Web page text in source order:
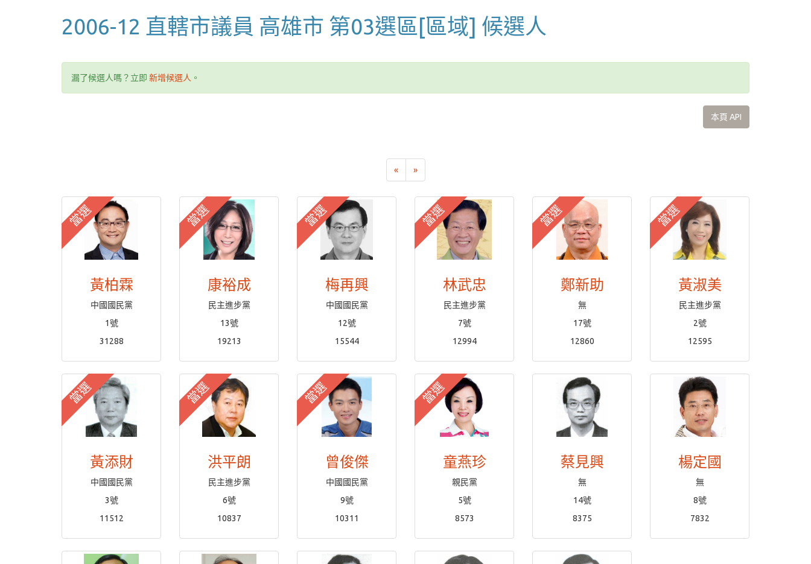
2006-12 直轄市議員 高雄市 第03選區[區域] 候選人
漏了候選人嗎？立即 新增候選人 。
本頁 API
« »
當選
黃柏霖
中國國民黨
1號
31288
當選
康裕成
民主進步黨
13號
19213
當選
梅再興
中國國民黨
12號
15544
當選
林武忠
民主進步黨
7號
12994
當選
鄭新助
無
17號
12860
當選
黃淑美
民主進步黨
2號
12595
當選
黃添財
中國國民黨
3號
11512
當選
洪平朗
民主進步黨
6號
10837
當選
曾俊傑
中國國民黨
9號
10311
當選
童燕珍
親民黨
5號
8573
蔡見興
無
14號
8375
楊定國
無
8號
7832